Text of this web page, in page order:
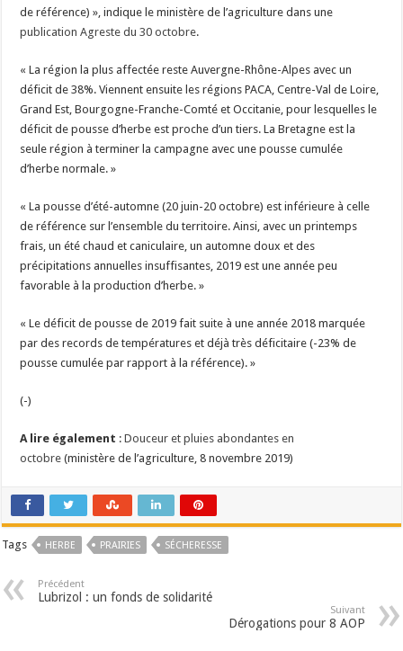
de référence) », indique le ministère de l’agriculture dans une
publication Agreste du 30 octobre.
« La région la plus affectée reste Auvergne-Rhône-Alpes avec un
déficit de 38%. Viennent ensuite les régions PACA, Centre-Val de Loire,
Grand Est, Bourgogne-Franche-Comté et Occitanie, pour lesquelles le
déficit de pousse d’herbe est proche d’un tiers. La Bretagne est la
seule région à terminer la campagne avec une pousse cumulée
d’herbe normale. »
« La pousse d’été-automne (20 juin-20 octobre) est inférieure à celle
de référence sur l’ensemble du territoire. Ainsi, avec un printemps
frais, un été chaud et caniculaire, un automne doux et des
précipitations annuelles insuffisantes, 2019 est une année peu
favorable à la production d’herbe. »
« Le déficit de pousse de 2019 fait suite à une année 2018 marquée
par des records de températures et déjà très déficitaire (-23% de
pousse cumulée par rapport à la référence). »
(-)
A lire également :Douceur et pluies abondantes en
octobre (ministère de l’agriculture, 8 novembre 2019)
Tags HERBE PRAIRIES SÉCHERESSE
Précédent
Lubrizol : un fonds de solidarité
Suivant
Dérogations pour 8 AOP